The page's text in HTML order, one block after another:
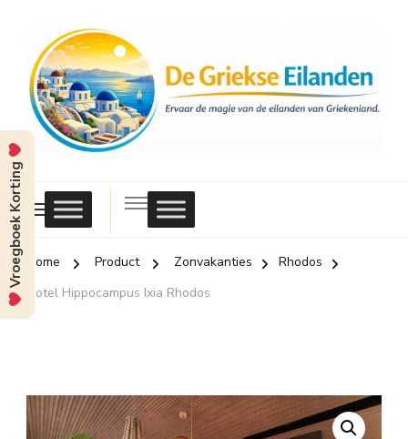
Griekse
Eilanden
Home Product Zonvakanties
Rhodos
Hotel Hippocampus Ixia Rhodos
Vroegboek Korting